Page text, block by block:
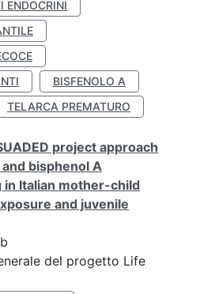
ENDOCRINI
BISFENOLO A
TELARCA PREMATURO
project approach
bisphenol A
Italian mother-child
and juvenile
del progetto Life